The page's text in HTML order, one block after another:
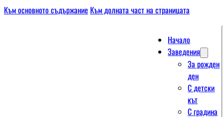
Към основното съдържание Към долната част на страницата
Начало
Заведения
За рожден
ден
С детски
кът
С градина